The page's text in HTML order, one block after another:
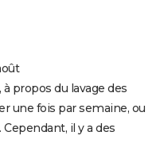
propos du lavage des
une fois par semaine, ou
il y a des